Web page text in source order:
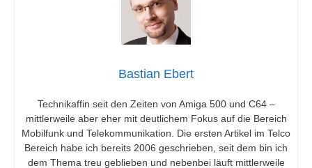
V
e
Bastian Ebert
Technikaffin seit den Zeiten von Amiga 500 und C64 –
mittlerweile aber eher mit deutlichem Fokus auf die Bereich
Mobilfunk und Telekommunikation. Die ersten Artikel im Telco
Bereich habe ich bereits 2006 geschrieben, seit dem bin ich
dem Thema treu geblieben und nebenbei läuft mittlerweile